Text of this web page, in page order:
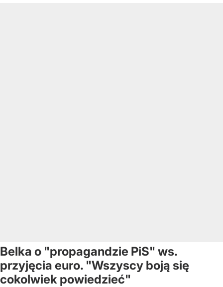
Belka o "propagandzie PiS" ws.
przyjęcia euro. "Wszyscy boją się
cokolwiek powiedzieć"